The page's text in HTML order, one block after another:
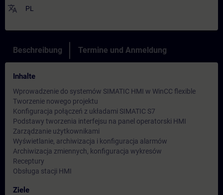
translate PL
Beschreibung Termine und Anmeldung
Inhalte
Wprowadzenie do systemów SIMATIC HMI w WinCC flexible
Tworzenie nowego projektu
Konfiguracja połączeń z układami SIMATIC S7
Podstawy tworzenia interfejsu na panel operatorski HMI
Zarządzanie użytkownikami
Wyświetlanie, archiwizacja i konfiguracja alarmów
Archiwizacja zmiennych, konfiguracja wykresów
Receptury
Obsługa stacji HMI
Ziele